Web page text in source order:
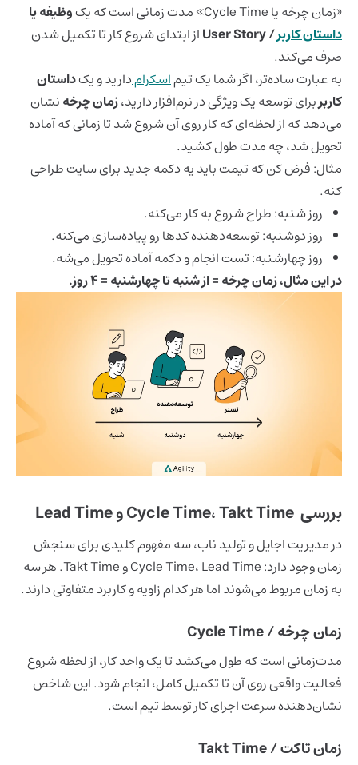
«زمان چرخه یا Cycle Time» مدت زمانی است که یک
وظیفه یا
داستان کاربر/ User Story
از ابتدای شروع کار تا تکمیل شدن
صرف می‌کند.
به عبارت ساده‌تر، اگر شما یک تیماسکرامدارید و یکداستان
کاربربرای توسعه یک ویژگی در نرم‌افزار دارید،زمان چرخهنشان
می‌دهد که از لحظه‌ای که کار روی آن شروع شد تا زمانی که آماده
تحویل شد، چه مدت طول کشید.
مثال:فرض کن که تیمت باید یه دکمه جدید برای سایت طراحی
کنه.
روز شنبه: طراح شروع به کار می‌کنه.
روز دوشنبه: توسعه‌دهنده کدها رو پیاده‌سازی می‌کنه.
روز چهارشنبه: تست انجام و دکمه آماده تحویل می‌شه.
در این مثال،زمان چرخه = از شنبه تا چهارشنبه = ۴ روز .
بررسی Cycle Time، Takt Time و Lead Time
در مدیریت اجایل و تولید ناب، سه مفهوم کلیدی برای سنجش
زمان وجود دارد: Cycle Time، Lead Time و Takt Time. هر سه
به زمان مربوط می‌شوند اما هر کدام زاویه و کاربرد متفاوتی دارند.
زمان چرخه / Cycle Time
مدت‌زمانی است که طول می‌کشد تا یک واحد کار، از لحظه شروع
فعالیت واقعی روی آن تا تکمیل کامل، انجام شود. این شاخص
نشان‌دهنده سرعت اجرای کار توسط تیم است.
زمان تاکت / Takt Time